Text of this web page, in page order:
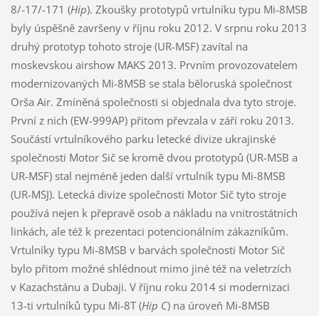
8/-17/-171 (Hip). Zkoušky prototypů vrtulníku typu Mi-8MSB
byly úspěšně završeny v říjnu roku 2012. V srpnu roku 2013
druhý prototyp tohoto stroje (UR-MSF) zavítal na
moskevskou airshow MAKS 2013. Prvním provozovatelem
modernizovaných Mi-8MSB se stala běloruská společnost
Orša Air. Zmíněná společnosti si objednala dva tyto stroje.
První z nich (EW-999AP) přitom převzala v září roku 2013.
Součástí vrtulníkového parku letecké divize ukrajinské
společnosti Motor Sič se kromě dvou prototypů (UR-MSB a
UR-MSF) stal nejméně jeden další vrtulník typu Mi-8MSB
(UR-MSJ). Letecká divize společnosti Motor Sič tyto stroje
používá nejen k přepravě osob a nákladu na vnitrostátních
linkách, ale též k prezentaci potencionálním zákazníkům.
Vrtulníky typu Mi-8MSB v barvách společnosti Motor Sič
bylo přitom možné shlédnout mimo jiné též na veletrzích
v Kazachstánu a Dubaji. V říjnu roku 2014 si modernizaci
13-ti vrtulníků typu Mi-8T (Hip C) na úroveň Mi-8MSB